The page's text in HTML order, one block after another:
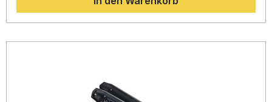
Fahrerlebnis – begleitet von einem kernigen, sportlichen
Sound mit europäischer Straßenzulassung (dual
der Slip-On Endschalldämpfer einfach montieren,
Deutliche Gewichtseinsparung gegenüber der